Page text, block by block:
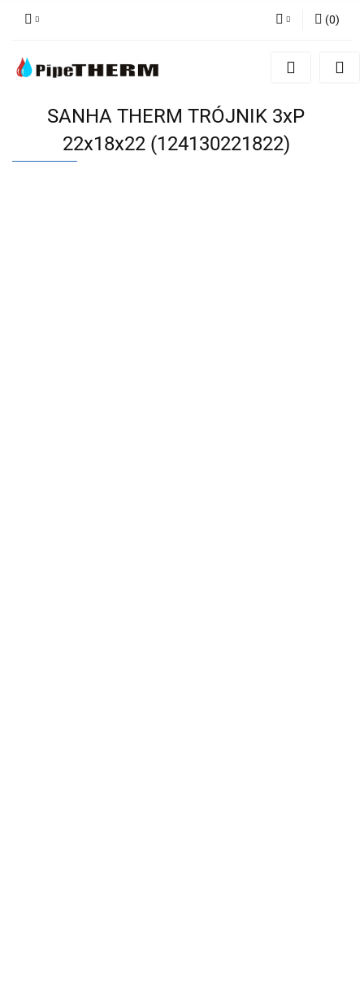
Zaloguj się
Dodaj zgłoszenie
(0)
SANHA THERM TRÓJNIK 3xP
22x18x22 (124130221822)